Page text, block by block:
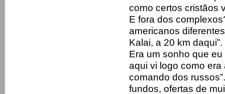
como certos cristãos
E fora dos
americanos
Kalai, a 20 km
Era um sonho que
aqui vi logo como
comando dos
fundos, ofertas de